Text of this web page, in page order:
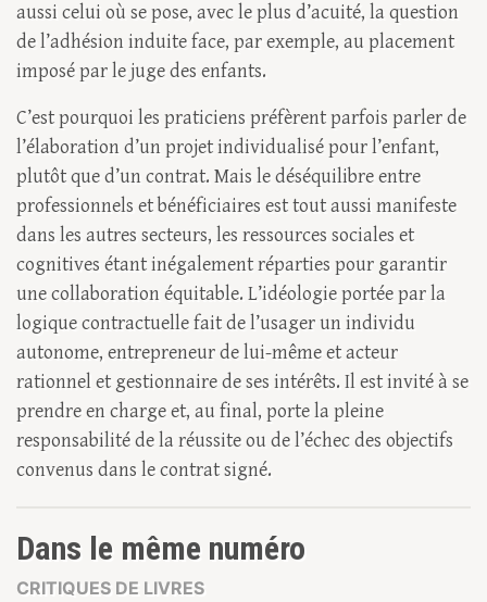
aussi celui où se pose, avec le plus d’acuité, la question
de l’adhésion induite face, par exemple, au placement
imposé par le juge des enfants.
C’est pourquoi les praticiens préfèrent parfois parler de
l’élaboration d’un projet individualisé pour l’enfant,
plutôt que d’un contrat. Mais le déséquilibre entre
professionnels et bénéficiaires est tout aussi manifeste
dans les autres secteurs, les ressources sociales et
cognitives étant inégalement réparties pour garantir
une collaboration équitable. L’idéologie portée par la
logique contractuelle fait de l’usager un individu
autonome, entrepreneur de lui-même et acteur
rationnel et gestionnaire de ses intérêts. Il est invité à se
prendre en charge et, au final, porte la pleine
responsabilité de la réussite ou de l’échec des objectifs
convenus dans le contrat signé.
Dans le même numéro
CRITIQUES DE LIVRES